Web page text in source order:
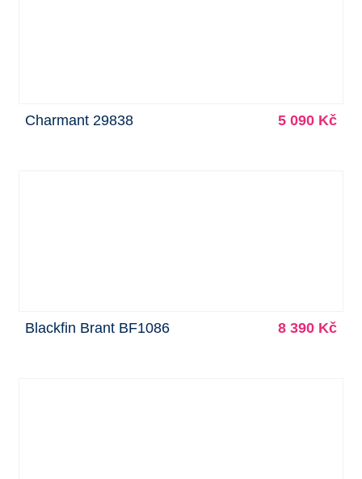
Charmant 29838 5 090 Kč
Blackfin Brant BF1086 8 390 Kč